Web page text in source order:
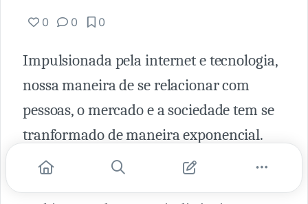
0 0 0
Impulsionada pela internet e tecnologia,
nossa maneira de se relacionar com
pessoas, o mercado e a sociedade tem se
tranformado de maneira exponencial.
Consequentemente, empresas